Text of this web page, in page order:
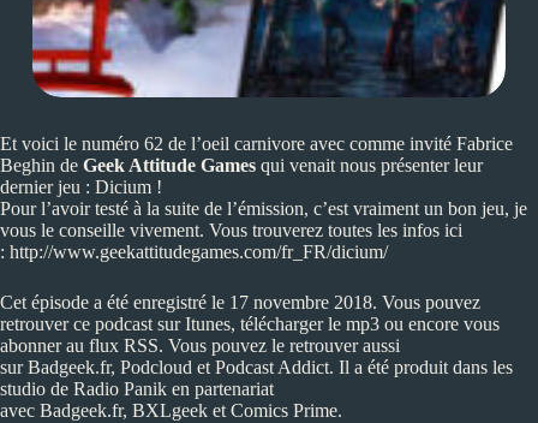
Et voici le numéro 62 de l’oeil carnivore avec comme invité Fabrice
Beghin de Geek Attitude Games qui venait nous présenter leur
dernier jeu : Dicium !
Pour l’avoir testé à la suite de l’émission, c’est vraiment un bon jeu, je
vous le conseille vivement. Vous trouverez toutes les infos ici
: http://www.geekattitudegames.com/fr_FR/dicium/
Cet épisode a été enregistré le 17 novembre 2018. Vous pouvez
retrouver ce podcast surItunes, télécharger le mp3 ou encore vous
abonner au flux RSS. Vous pouvez le retrouver aussi
surBadgeek.fr, Podcloud et Podcast Addict. Il a été produit dans les
studio de Radio Panik en partenariat
avec Badgeek.fr, BXLgeek et Comics Prime.